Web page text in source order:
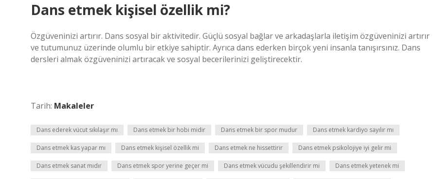
Dans etmek kişisel özellik mi?
Özgüveninizi artırır. Dans sosyal bir aktivitedir. Güçlü sosyal bağlar ve arkadaşlarla iletişim özgüveninizi artırır
ve tutumunuz üzerinde olumlu bir etkiye sahiptir. Ayrıca dans ederken birçok yeni insanla tanışırsınız. Dans
dersleri almak özgüveninizi artıracak ve sosyal becerilerinizi geliştirecektir.
Tarih: Makaleler
Dans ederek vücut sıkılaşır mı Dans etmek bir hobi midir Dans etmek bir spor mudur Dans etmek kardiyo sayılır mı
Dans etmek kas yapar mı Dans etmek kişisel özellik mi Dans etmek ne hissettirir Dans etmek psikolojiye iyi gelir mi
Dans etmek sanat mıdır Dans etmek spor yerine geçer mi Dans etmek vücudu şekillendirir mi Dans etmek yetenek mi